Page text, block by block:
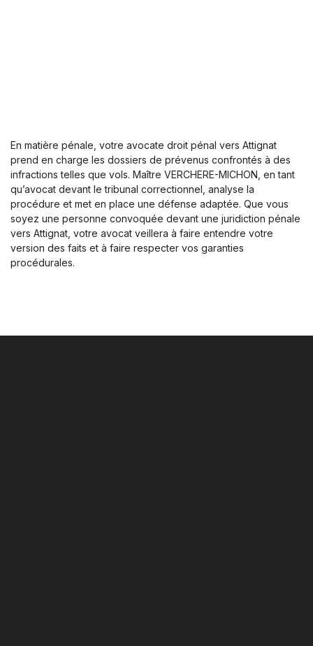
En matière pénale, votre avocate droit pénal vers Attignat
prend en charge les dossiers de prévenus confrontés à des
infractions telles que vols. Maître VERCHERE-MICHON, en tant
qu’avocat devant le tribunal correctionnel, analyse la
procédure et met en place une défense adaptée. Que vous
soyez une personne convoquée devant une juridiction pénale
vers Attignat, votre avocat veillera à faire entendre votre
version des faits et à faire respecter vos garanties
procédurales.